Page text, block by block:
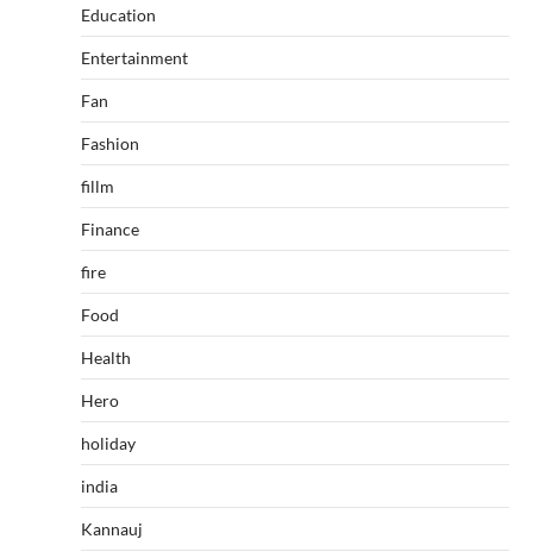
Education
Entertainment
Fan
Fashion
fillm
Finance
fire
Food
Health
Hero
holiday
india
Kannauj